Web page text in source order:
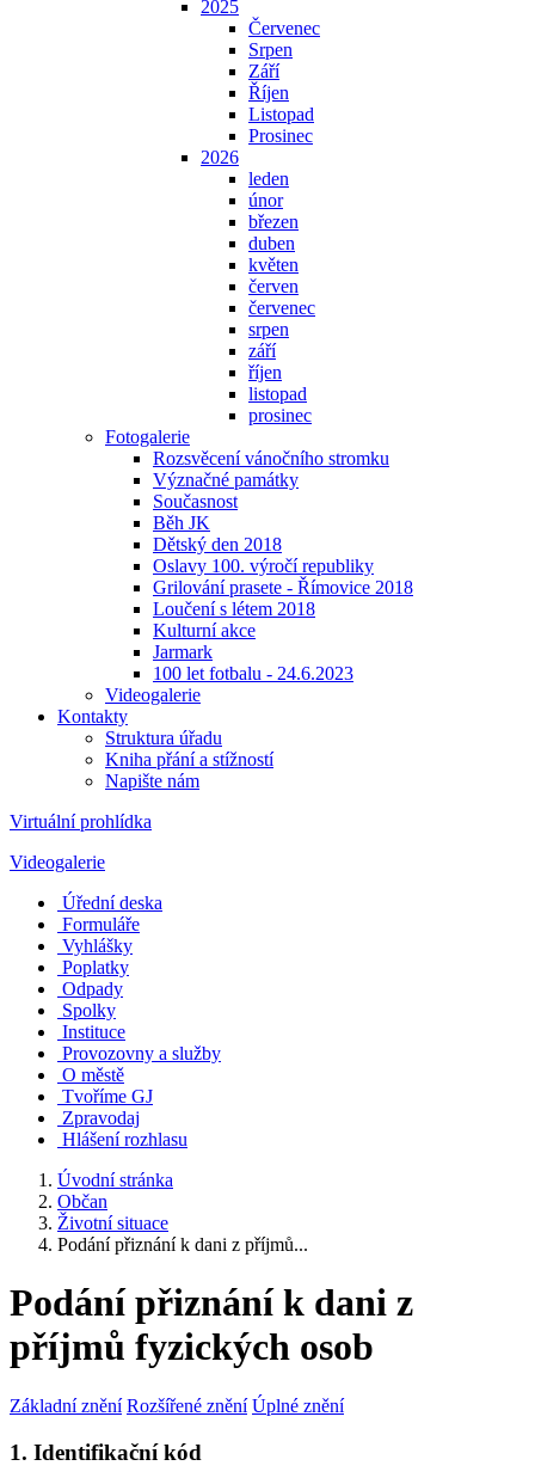
2025
Červenec
Srpen
Září
Říjen
Listopad
Prosinec
2026
leden
únor
březen
duben
květen
červen
červenec
srpen
září
říjen
listopad
prosinec
Fotogalerie
Rozsvěcení vánočního stromku
Význačné památky
Současnost
Běh JK
Dětský den 2018
Oslavy 100. výročí republiky
Grilování prasete - Římovice 2018
Loučení s létem 2018
Kulturní akce
Jarmark
100 let fotbalu - 24.6.2023
Videogalerie
Kontakty
Struktura úřadu
Kniha přání a stížností
Napište nám
Virtuální prohlídka
Videogalerie
Úřední deska
Formuláře
Vyhlášky
Poplatky
Odpady
Spolky
Instituce
Provozovny a služby
O městě
Tvoříme GJ
Zpravodaj
Hlášení rozhlasu
Úvodní stránka
Občan
Životní situace
Podání přiznání k dani z příjmů...
Podání přiznání k dani z
příjmů fyzických osob
Základní znění Rozšířené znění Úplné znění
1. Identifikační kód